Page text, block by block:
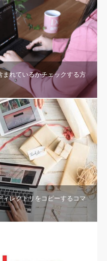
れているかチェックする方
ィレクトリをコピーするコマ